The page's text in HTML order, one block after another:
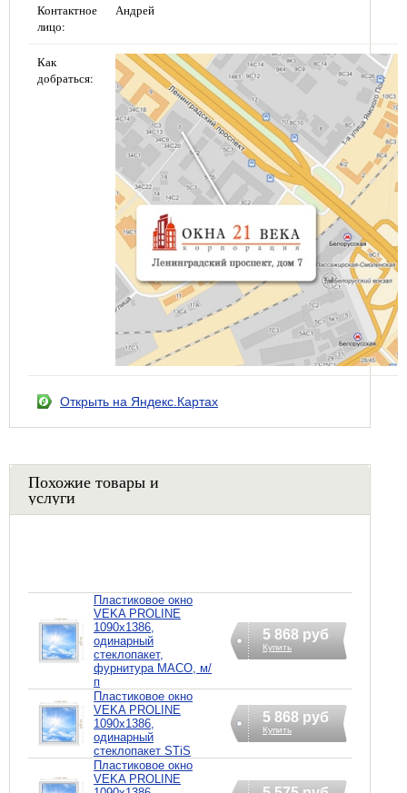
Контактное
лицо:
Андрей
Как
добраться:
Открыть на Яндекс.Картах
Похожие товары и
услуги
Пластиковое окно
VEKA PROLINE
1090х1386,
одинарный
стеклопакет,
фурнитура MACO, м/
п
5 868 руб
Купить
Пластиковое окно
VEKA PROLINE
1090х1386,
одинарный
стеклопакет STiS
5 868 руб
Купить
Пластиковое окно
VEKA PROLINE